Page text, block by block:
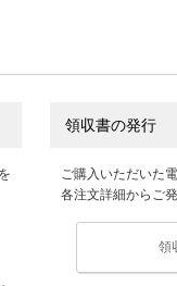
領収書の発行
ご購入いただいた
各注文詳細からご
領